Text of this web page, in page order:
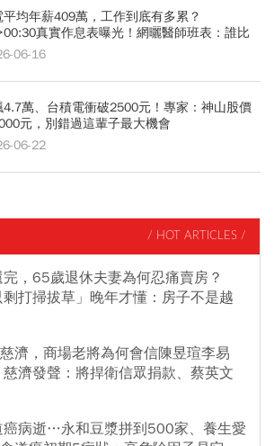
平均年薪409萬，工作到底有多累？
真實作息表曝光！網曬醫師班表：誰比
06-16
4.7萬、台積電衝破2500元！專家：神山股價
元，別錯過這輩子最大機會
06-22
/ HOT ARTICLES /
，65歲退休夫妻為何忍痛賣房？
剩打掃拔草」晚年才懂：房子不是越
濟，商場老將為何會信陳昱瑄李易
濟發聲：將捍衛信眾捐款、蔡英文
病逝…永和豆漿拼到500家、養生愛